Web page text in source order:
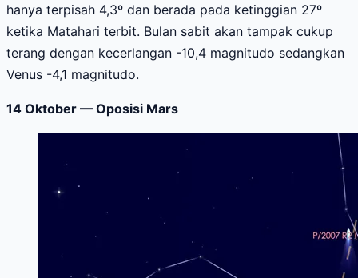
hanya terpisah 4,3º dan berada pada ketinggian 27º
ketika Matahari terbit. Bulan sabit akan tampak cukup
terang dengan kecerlangan -10,4 magnitudo sedangkan
Venus -4,1 magnitudo.
14 Oktober — Oposisi Mars